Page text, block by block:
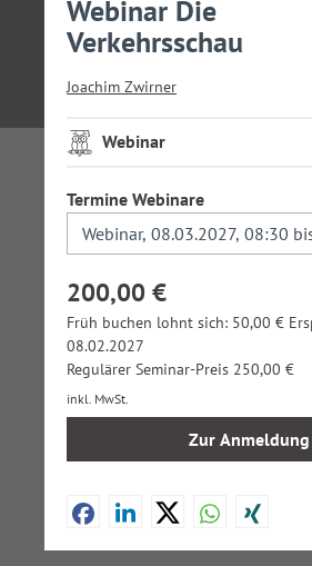
Webinar Die
Verkehrsschau
Joachim Zwirner
Webinar
Termine Webinareauswählen
200,00 €
Früh buchen lohnt sich: 50,00 €
08.02.2027
Regulärer Seminar-Preis 250,00 €
inkl. MwSt.
Zur Anmeldung